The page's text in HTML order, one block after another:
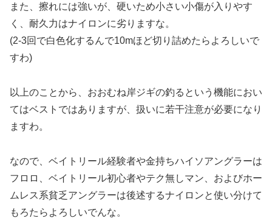
また、擦れには強いが、硬いため小さい小傷が入りやす
く、耐久力はナイロンに劣りますな。
(2-3回で白色化するんで10mほど切り詰めたらよろしいで
すわ)
以上のことから、おおむね岸ジギの釣るという機能におい
てはベストではありますが、扱いに若干注意が必要になり
ますわ。
なので、ベイトリール経験者や金持ちハイソアングラーは
フロロ、ベイトリール初心者やテク無しマン、およびホー
ムレス系貧乏アングラーは後述するナイロンと使い分けて
もろたらよろしいでんな。